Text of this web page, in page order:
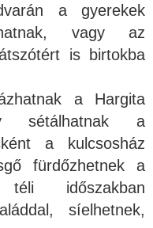
a gyerekek
vagy az
is birtokba
a Hargita
sétálhatnak a
a kulcsosház
fürdőzhetnek a
időszakban
síelhetnek,